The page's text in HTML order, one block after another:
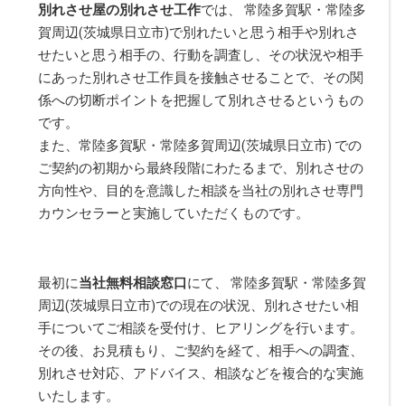
別れさせ屋の別れさせ工作では、 常陸多賀駅・常陸多
賀周辺(茨城県日立市)で別れたいと思う相手や別れさ
せたいと思う相手の、行動を調査し、その状況や相手
にあった別れさせ工作員を接触させることで、その関
係への切断ポイントを把握して別れさせるというもの
です。
また、常陸多賀駅・常陸多賀周辺(茨城県日立市) での
ご契約の初期から最終段階にわたるまで、別れさせの
方向性や、目的を意識した相談を当社の別れさせ専門
カウンセラーと実施していただくものです。
最初に当社無料相談窓口にて、 常陸多賀駅・常陸多賀
周辺(茨城県日立市)での現在の状況、別れさせたい相
手についてご相談を受付け、ヒアリングを行います。
その後、お見積もり、ご契約を経て、相手への調査、
別れさせ対応、アドバイス、相談などを複合的な実施
いたします。